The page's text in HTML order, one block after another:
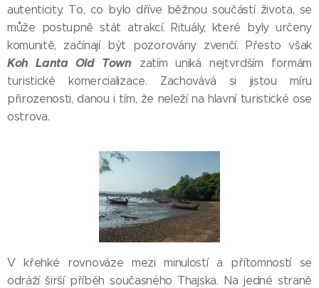
autenticity. To, co bylo dříve běžnou součástí života, se
může postupně stát atrakcí. Rituály, které byly určeny
komunitě, začínají být pozorovány zvenčí. Přesto však
Koh Lanta Old Town zatím uniká nejtvrdším formám
turistické komercializace. Zachovává si jistou míru
přirozenosti, danou i tím, že neleží na hlavní turistické ose
ostrova.
V křehké rovnováze mezi minulostí a přítomností se
odráží širší příběh současného Thajska. Na jedné straně